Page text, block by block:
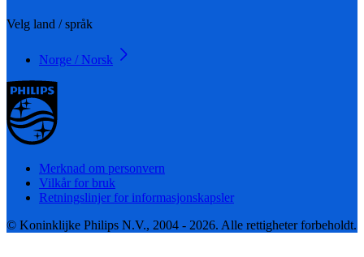
Velg land / språk
Norge / Norsk
Merknad om personvern
Vilkår for bruk
Retningslinjer for informasjonskapsler
© Koninklijke Philips N.V., 2004 - 2026. Alle rettigheter forbeholdt.